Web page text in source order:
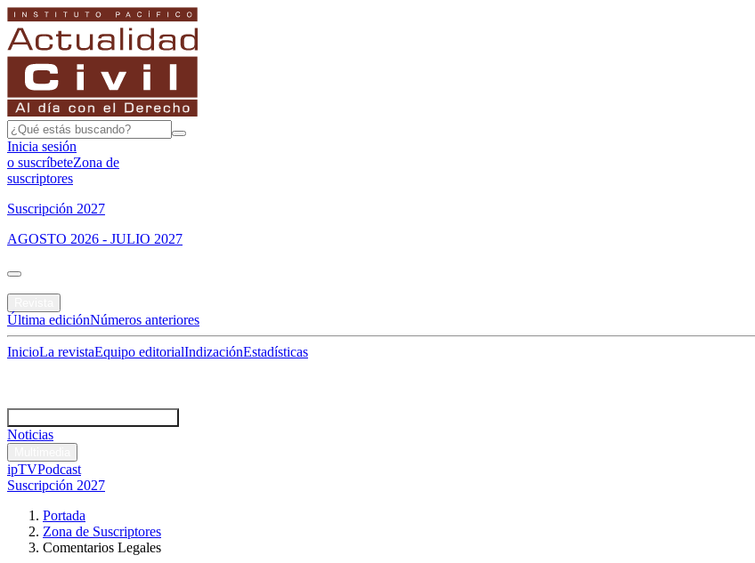
Inicia sesión
o suscríbeteZona de
suscriptores
Suscripción 2027
AGOSTO 2026 - JULIO 2027
Última ediciónNúmeros anteriores
InicioLa revistaEquipo editorialIndizaciónEstadísticas
Noticias
ipTVPodcast
Suscripción 2027
Portada
Zona de Suscriptores
Comentarios Legales